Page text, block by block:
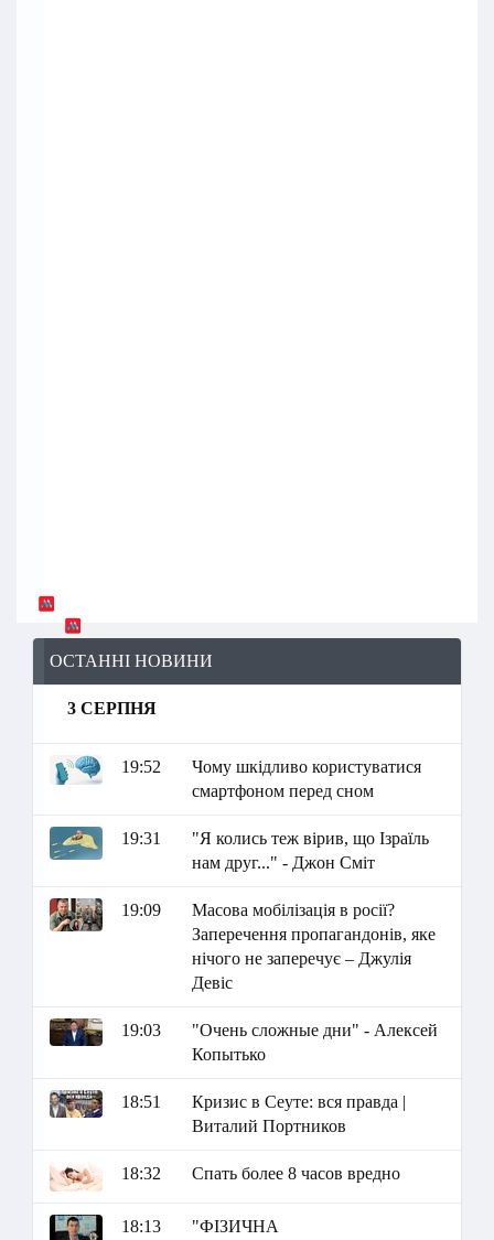
ОСТАННІ НОВИНИ
3 СЕРПНЯ
19:52
Чому шкідливо користуватися
смартфоном перед сном
19:31
"Я колись теж вірив, що Ізраїль
нам друг..." - Джон Сміт
19:09
Масова мобілізація в росії?
Заперечення пропагандонів, яке
нічого не заперечує – Джулія
Девіс
19:03
"Очень сложные дни" - Алексей
Копытько
18:51
Кризис в Сеуте: вся правда |
Виталий Портников
18:32 Спать более 8 часов вредно
18:13
"ФІЗИЧНА